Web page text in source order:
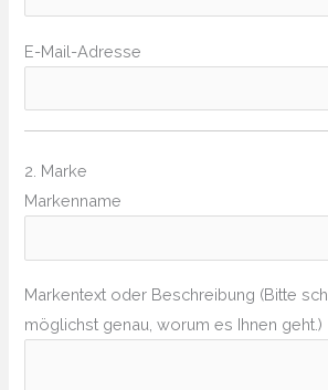
E-Mail-Adresse
2. Marke
Markenname
Markentext oder Beschreibung (Bitte
möglichst genau, worum es Ihnen geht.)